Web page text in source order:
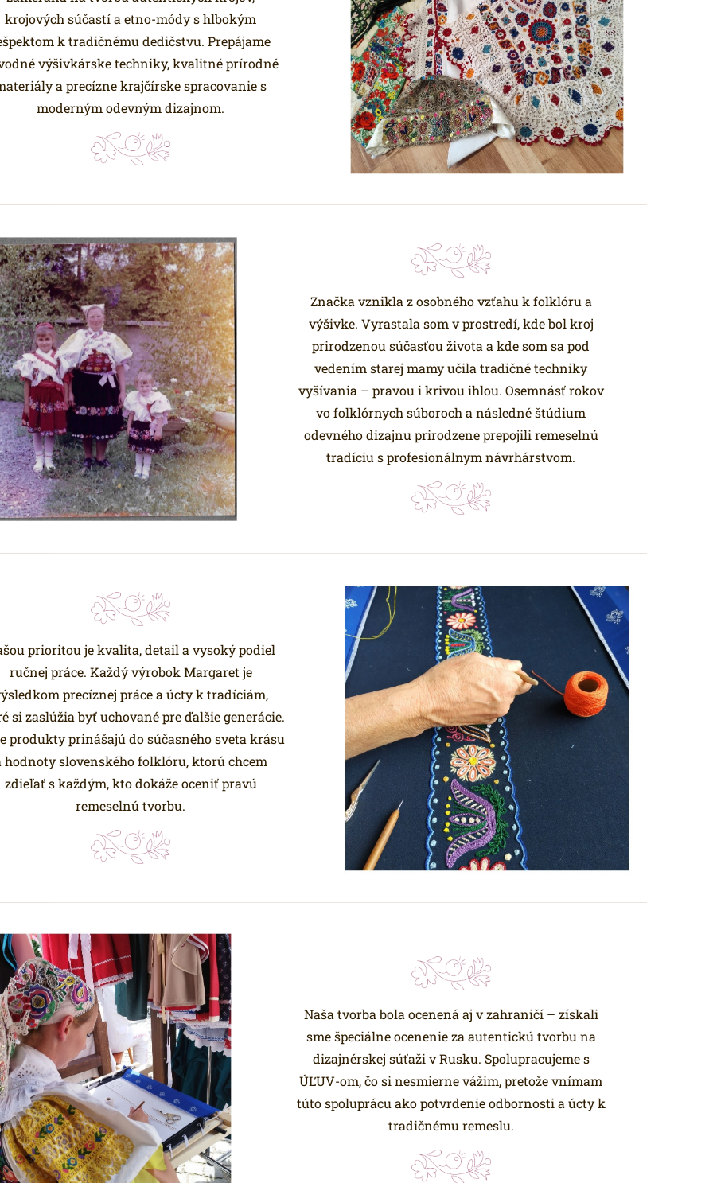
krojových súčastí a etno-módy s hlbokým
k tradičnému dedičstvu. Prepájame
výšivkárske techniky, kvalitné prírodné
a precízne krajčírske spracovanie s
moderným odevným dizajnom.
Značka vznikla z osobného vzťahu k folklóru a
výšivke. Vyrastala som v prostredí, kde bol kroj
prirodzenou súčasťou života a kde som sa pod
vedením starej mamy učila tradičné techniky
vyšívania – pravou i krivou ihlou. Osemnásť rokov
vo folklórnych súboroch a následné štúdium
odevného dizajnu prirodzene prepojili remeselnú
tradíciu s profesionálnym návrhárstvom.
prioritou je kvalita, detail a vysoký podiel
ručnej práce. Každý výrobok Margaret je
precíznej práce a úcty k tradíciám,
si zaslúžia byť uchované pre ďalšie generácie.
produkty prinášajú do súčasného sveta krásu
hodnoty slovenského folklóru, ktorú chcem
zdieľať s každým, kto dokáže oceniť pravú
remeselnú tvorbu.
Naša tvorba bola ocenená aj v zahraničí – získali
sme špeciálne ocenenie za autentickú tvorbu na
dizajnérskej súťaži v Rusku. Spolupracujeme s
ÚĽUV-om, čo si nesmierne vážim, pretože vnímam
túto spoluprácu ako potvrdenie odbornosti a úcty k
tradičnému remeslu.